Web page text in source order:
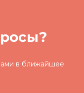
в ближайшее